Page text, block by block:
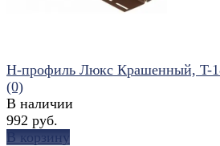
Н-профиль Люкс Крашенный, T-
(0)
В наличии
992 руб.
В корзину